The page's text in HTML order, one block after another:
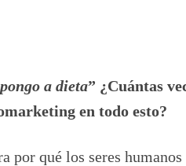
a dieta” ¿Cuántas
en todo esto?
por qué los seres